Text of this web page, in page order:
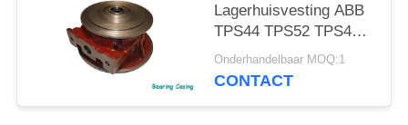
Lagerhuisvesting ABB
TPS44 TPS52 TPS48
TPS57 TPS50 TPS61
van de
Onderhandelbaar MOQ:1
CONTACT